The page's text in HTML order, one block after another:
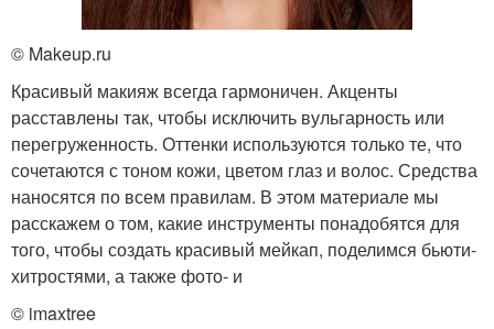
© Makeup.ru
Красивый макияж всегда гармоничен. Акценты
расставлены так, чтобы исключить вульгарность или
перегруженность. Оттенки используются только те, что
сочетаются с тоном кожи, цветом глаз и волос. Средства
наносятся по всем правилам. В этом материале мы
расскажем о том, какие инструменты понадобятся для
того, чтобы создать красивый мейкап, поделимся бьюти-
хитростями, а также фото- и
© imaxtree